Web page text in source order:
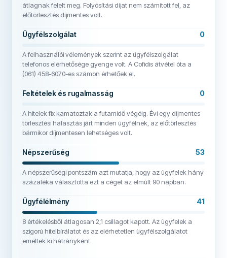
átlagnak felelt meg. Folyósítási díjat nem számított fel, az
előtörlesztés díjmentes volt.
Ügyfélszolgálat 0
A felhasználói vélemények szerint az ügyfélszolgálat
telefonos elérhetősége gyenge volt. A Cofidis átvétel óta a
(061) 458-6070-es számon érhetőek el.
Feltételek és rugalmasság 0
A hitelek fix kamatoztak a futamidő végéig. Évi egy díjmentes
törlesztési halasztás járt minden ügyfélnek, az előtörlesztés
bármikor díjmentesen lehetséges volt.
Népszerűség 53
A népszerűségi pontszám azt mutatja, hogy az ügyfelek hány
százaléka választotta ezt a céget az elmúlt 90 napban.
Ügyfélélmény 41
8 értékelésből átlagosan 2,1 csillagot kapott. Az ügyfelek a
szigorú hitelbírálatot és az elérhetetlen ügyfélszolgálatot
emeltek ki hátrányként.